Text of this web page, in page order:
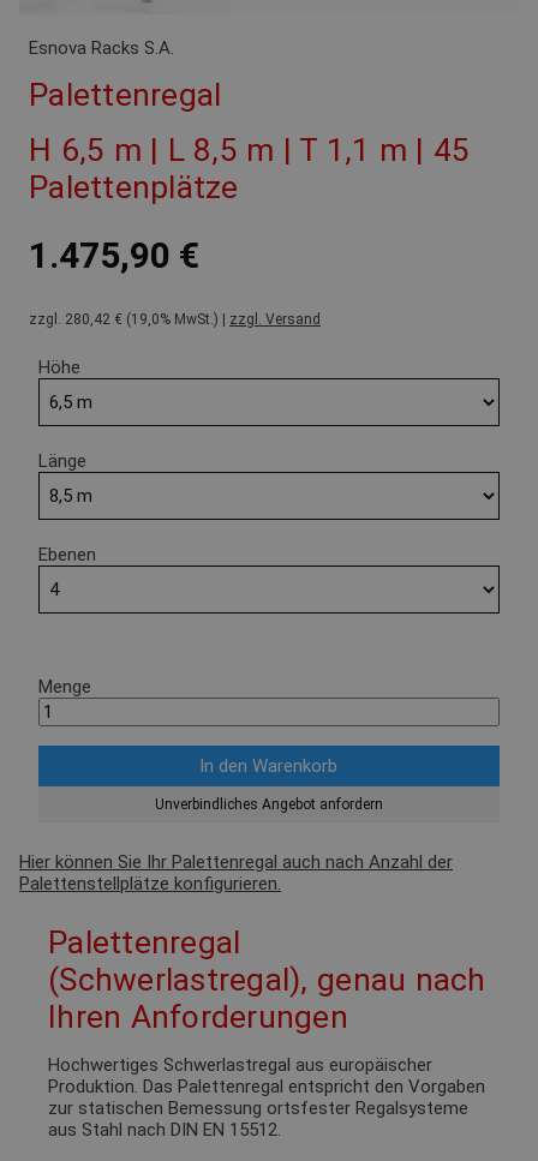
Esnova Racks S.A.
Palettenregal
H 6,5 m | L 8,5 m | T 1,1 m | 45
Palettenplätze
1.475,90 €
zzgl. 280,42 € (19,0% MwSt.) | zzgl. Versand
Höhe
Länge
Ebenen
Menge
Unverbindliches Angebot anfordern
Hier können Sie Ihr Palettenregal auch nach Anzahl der
Palettenstellplätze konfigurieren.
Palettenregal
(Schwerlastregal), genau nach
Ihren Anforderungen
Hochwertiges Schwerlastregal aus europäischer
Produktion. Das Palettenregal entspricht den Vorgaben
zur statischen Bemessung ortsfester Regalsysteme
aus Stahl nach DIN EN 15512.